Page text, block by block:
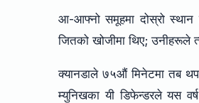
आ-आफ्नो समूहमा दोस्रो स्थान
जितको खोजीमा थिए;
क्यानडाले ७५औं मिनेटमा तब थप
म्युनिखका यी डिफेन्डरले यस